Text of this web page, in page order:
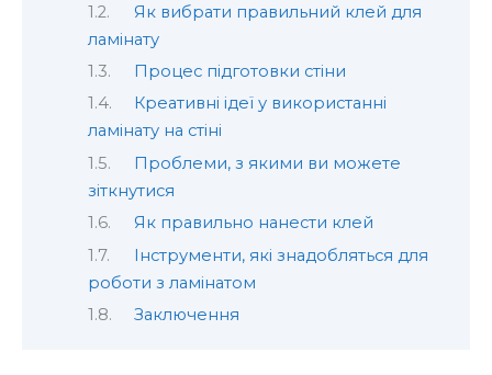
Як вибрати правильний клей для
ламінату
Процес підготовки стіни
Креативні ідеї у використанні
ламінату на стіні
Проблеми, з якими ви можете
зіткнутися
Як правильно нанести клей
Інструменти, які знадобляться для
роботи з ламінатом
Заключення